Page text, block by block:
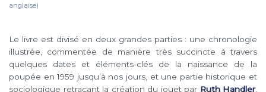
anglaise)
Le livre est divisé en deux grandes parties : une chronologie
illustrée, commentée de manière très succincte à travers
quelques dates et éléments-clés de la naissance de la
poupée en 1959 jusqu’à nos jours, et une partie historique et
sociologique retraçant la création du jouet par Ruth Handler,